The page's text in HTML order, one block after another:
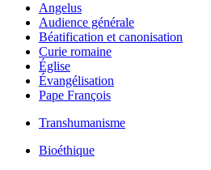
Angelus
Audience générale
Béatification et canonisation
Curie romaine
Église
Évangélisation
Pape François
Transhumanisme
Bioéthique